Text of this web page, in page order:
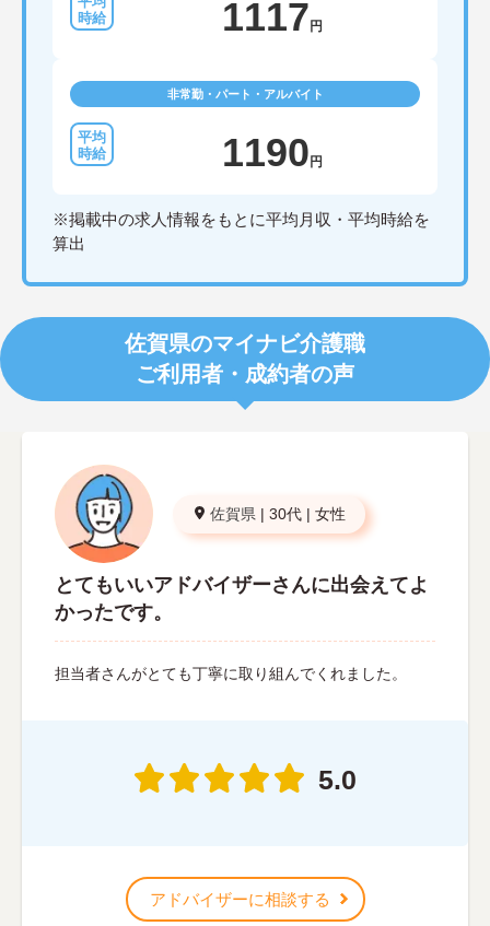
1117 円
非常勤・パート・アルバイト
1190 円
※掲載中の求人情報をもとに平均月収・平均時給を
算出
佐賀県のマイナビ介護職
ご利用者・成約者の声
佐賀県 | 30代 | 女性
とてもいいアドバイザーさんに出会えてよ
かったです。
担当者さんがとても丁寧に取り組んでくれました。
5.0
アドバイザーに相談する